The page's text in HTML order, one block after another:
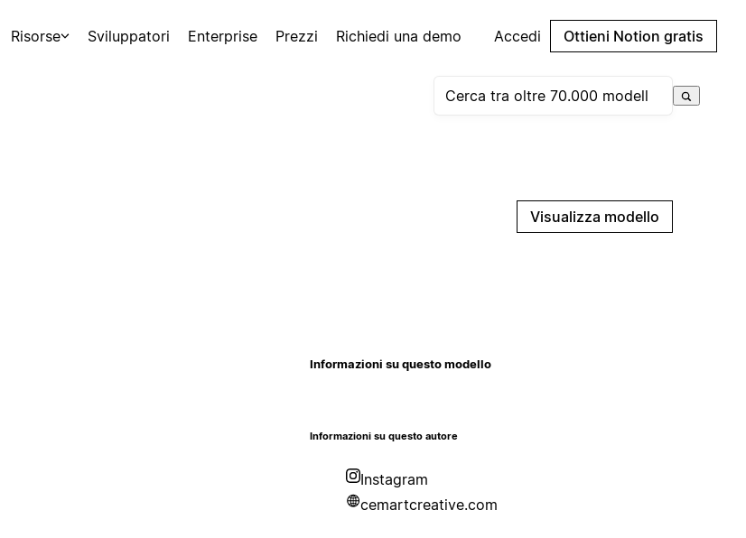
Risorse Sviluppatori Enterprise Prezzi Richiedi una demo Accedi Ottieni Notion gratis
Visualizza modello
Informazioni su questo modello
Informazioni su questo autore
Instagram
cemartcreative.com